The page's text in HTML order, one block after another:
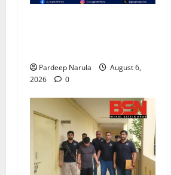
Pardeep Narula
August 6,
2026
0